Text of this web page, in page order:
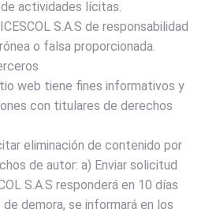
actividades lícitas.
S.A.S de responsabilidad
o falsa proporcionada.
web tiene fines informativos y
con titulares de derechos
eliminación de contenido por
de autor: a) Enviar solicitud
S.A.S responderá en 10 días
de demora, se informará en los